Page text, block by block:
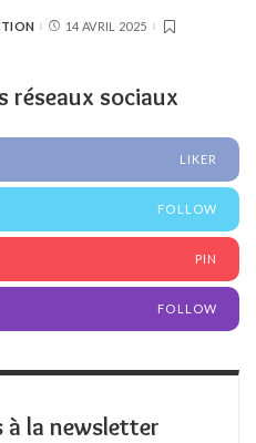
14 AVRIL 2025
réseaux sociaux
LIKER
FOLLOW
PIN
FOLLOW
à la newsletter